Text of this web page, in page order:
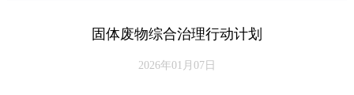
固体废物综合治理行动计划
2026年01月07日